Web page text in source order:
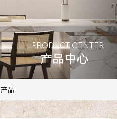
PRODUCT CENTER
产品中心
品